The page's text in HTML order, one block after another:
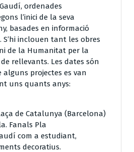
ordenades
l’inici de la seva
basades en informació
S’hi inclouen tant les obres
de la Humanitat per la
de rellevants. Les dates són
alguns projectes es van
uns quants anys:
de Catalunya (Barcelona)
Fanals Pla
com a estudiant,
decoratius.